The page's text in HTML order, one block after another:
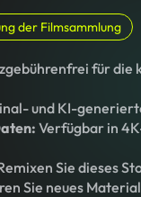
der Filmsammlung
für die
und KI-
Verfügbar in
Sie dieses
Sie neues